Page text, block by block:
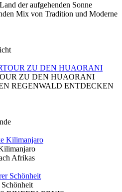
der aufgehenden Sonne
Mix von Tradition und Moderne
ZU DEN HUAORANI
REGENWALD ENTDECKEN
Afrikas